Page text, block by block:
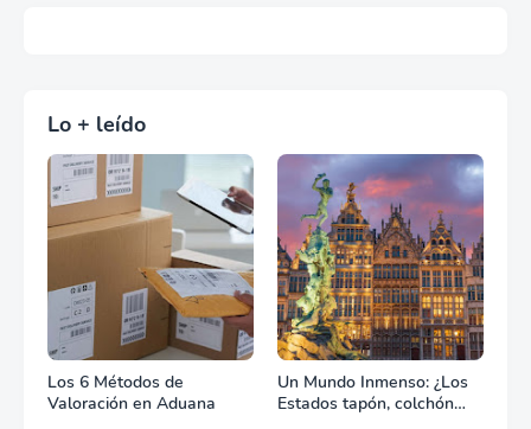
Lo + leído
Los 6 Métodos de
Valoración en Aduana
Un Mundo Inmenso: ¿Los
Estados tapón, colchón